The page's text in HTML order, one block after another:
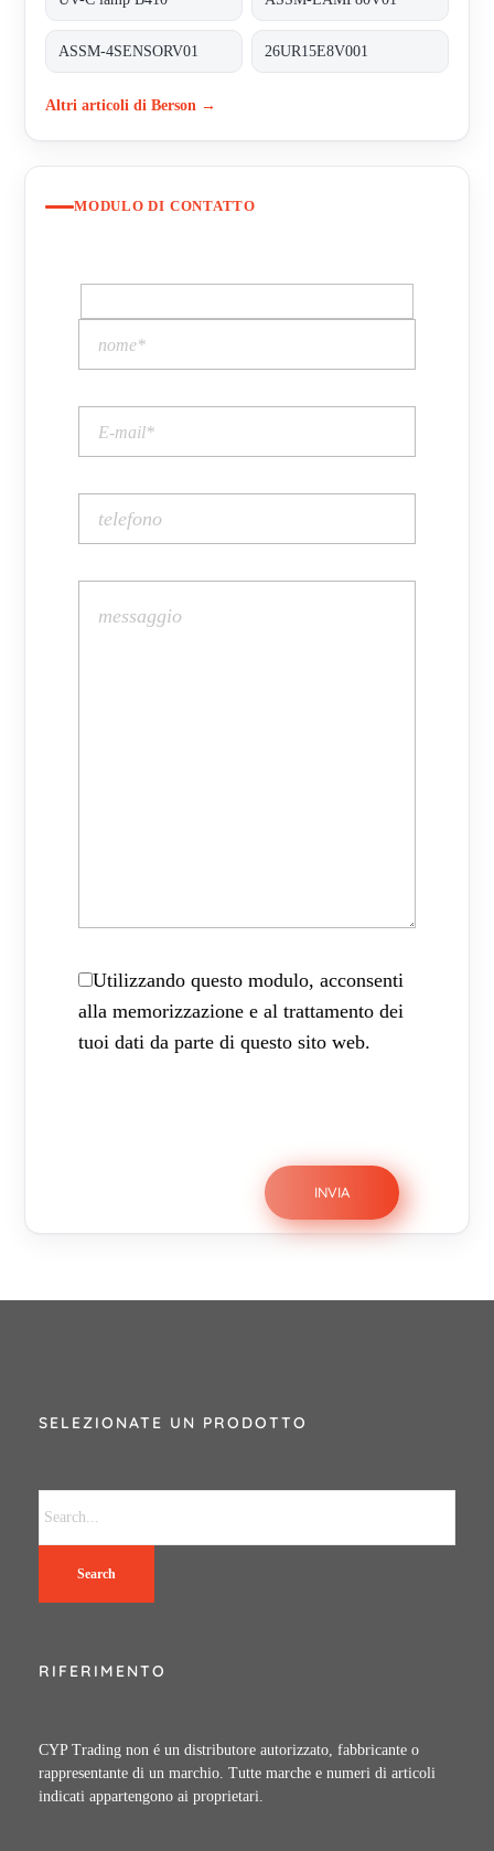
ASSM-4SENSORV01 26UR15E8V001
Altri articoli di Berson →
MODULO DI CONTATTO
Utilizzando questo modulo, acconsenti
alla memorizzazione e al trattamento dei
tuoi dati da parte di questo sito web.
SELEZIONATE UN PRODOTTO
Search
RIFERIMENTO
CYP Trading non é un distributore autorizzato, fabbricante o
rappresentante di un marchio. Tutte marche e numeri di articoli
indicati appartengono ai proprietari.